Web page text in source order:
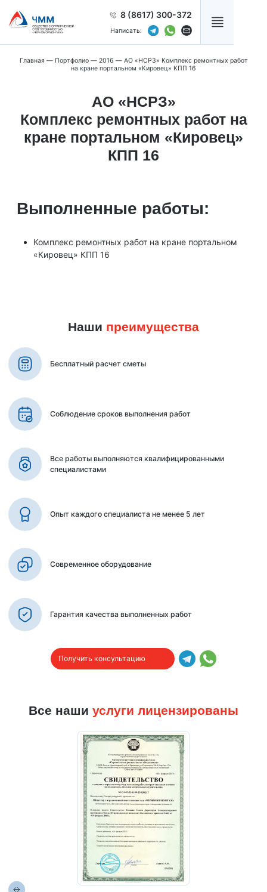
8 (8617) 300-372
Написать:
Главная — Портфолио — 2016 — АО «НСРЗ» Комплекс ремонтных работ
на кране портальном «Кировец» КПП 16
АО «НСРЗ»
Комплекс ремонтных работ на
кране портальном «Кировец»
КПП 16
Выполненные работы:
Комплекс ремонтных работ на кране портальном
«Кировец» КПП 16
Наши преимущества
Бесплатный расчет сметы
Соблюдение сроков выполнения работ
Все работы выполняются квалифицированными
специалистами
Опыт каждого специалиста не менее 5 лет
Современное оборудование
Гарантия качества выполненных работ
Получить консультацию
Все наши услуги лицензированы